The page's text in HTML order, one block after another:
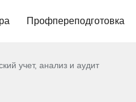
Профпереподготовка
учет, анализ и аудит